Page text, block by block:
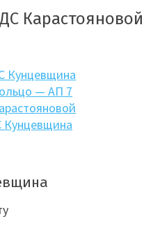
Карастояновой
Кунцевщина
— АП 7